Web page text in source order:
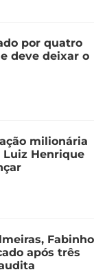
por quatro
deve deixar o
milionária
Luiz Henrique
Fabinho
após três